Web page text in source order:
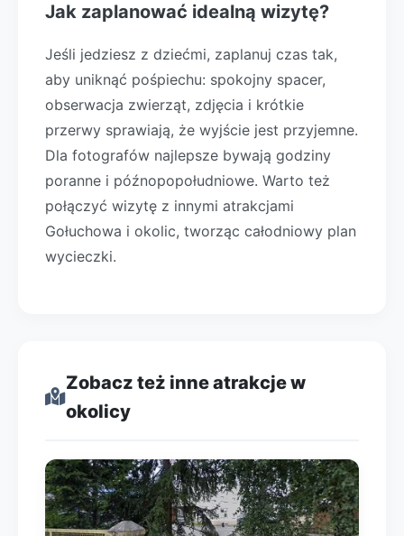
Jak zaplanować idealną wizytę?
Jeśli jedziesz z dziećmi, zaplanuj czas tak,
aby uniknąć pośpiechu: spokojny spacer,
obserwacja zwierząt, zdjęcia i krótkie
przerwy sprawiają, że wyjście jest przyjemne.
Dla fotografów najlepsze bywają godziny
poranne i późnopopołudniowe. Warto też
połączyć wizytę z innymi atrakcjami
Gołuchowa i okolic, tworząc całodniowy plan
wycieczki.
Zobacz też inne atrakcje w
okolicy